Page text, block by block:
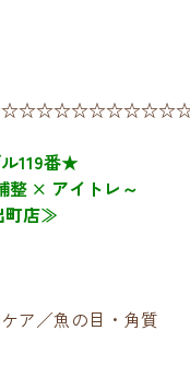
119番★
整 × アイトレ～
町店≫
ア／魚の目・角質